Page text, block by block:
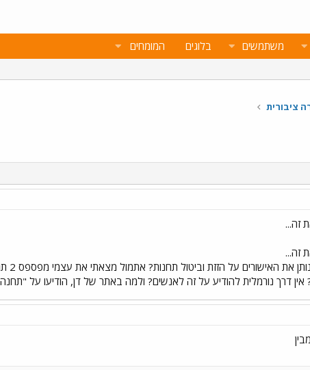
משתמשים בלוגים המומחים
ציבורית
זה...
זה...
אין דרך נורמלית להודיע על זה לאנשים? ולמה באתר של דן, הודיעו על